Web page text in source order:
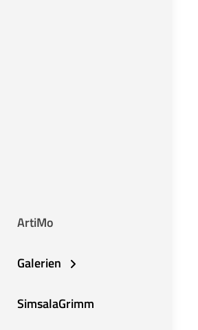
ArtiMo
Galerien
SimsalaGrimm